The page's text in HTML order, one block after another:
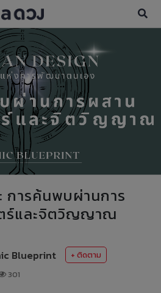
การค้นพบผ่านการ
ร์และจิตวิญญาณ
Blueprint
+ ติดตาม
301